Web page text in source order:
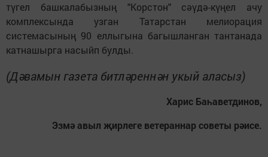
түгел башкалабызның "Корстон" сәүдә-күңел ачу
комплексында узган Татарстан мелиорация
системасының 90 еллыгына багышланган тантанада
катнашырга насыйп булды.
(Дәвамын газета битләреннән укый аласыз)
Харис Баһаветдинов,
Эзмә авыл җирлеге ветераннар советы рәисе.